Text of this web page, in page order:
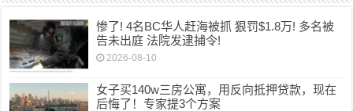
惨了! 4名BC华人赶海被抓 狠罚$1.8万! 多名被
告未出庭 法院发逮捕令!
2026-08-10
女子买140w三房公寓，用反向抵押贷款，现在
后悔了！专家提3个方案